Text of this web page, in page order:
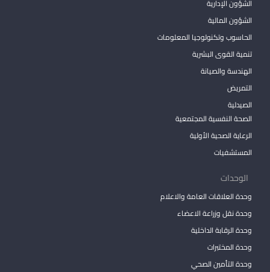
الشؤون الإدارية
الشؤون المالية
الحاسوب وتكنولوجيا المعلومات
تنمية القوى البشرية
الهندسة والصيانة
التمريض
الصيدلية
الصحة النفسية المجتمعية
الرعاية الصحية الأولية
المستشفيات
الوحدات
وحدة العلاقات العامة والاعلام
وحدة نقل وزراعة الاعضاء
وحدة الرقابة الداخلية
وحدة المختبرات
وحدة التأمين الصحي